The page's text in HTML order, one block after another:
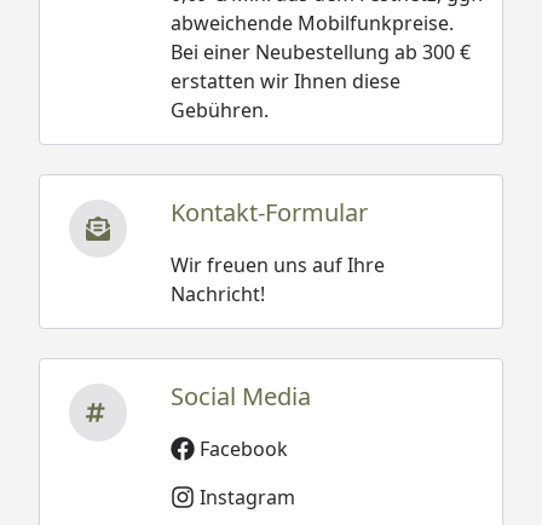
abweichende Mobilfunkpreise.
Bei einer Neubestellung ab 300 €
erstatten wir Ihnen diese
Gebühren.
Kontakt-Formular
Wir freuen uns auf Ihre
Nachricht!
Social Media
Facebook
Instagram